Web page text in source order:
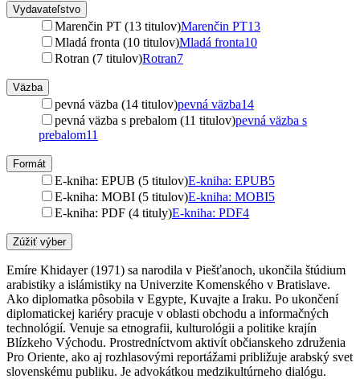
Vydavateľstvo
Marenčin PT (13 titulov)Marenčin PT13
Mladá fronta (10 titulov)Mladá fronta10
Rotran (7 titulov)Rotran7
Väzba
pevná väzba (14 titulov)pevná väzba14
pevná väzba s prebalom (11 titulov)pevná väzba s
prebalom11
Formát
E-kniha: EPUB (5 titulov)E-kniha: EPUB5
E-kniha: MOBI (5 titulov)E-kniha: MOBI5
E-kniha: PDF (4 tituly)E-kniha: PDF4
Zúžiť výber
Emíre Khidayer (1971) sa narodila v Piešťanoch, ukončila štúdium
arabistiky a islámistiky na Univerzite Komenského v Bratislave.
Ako diplomatka pôsobila v Egypte, Kuvajte a Iraku. Po ukončení
diplomatickej kariéry pracuje v oblasti obchodu a informačných
technológií. Venuje sa etnografii, kulturológii a politike krajín
Blízkeho Východu. Prostredníctvom aktivít občianskeho združenia
Pro Oriente, ako aj rozhlasovými reportážami približuje arabský svet
slovenskému publiku. Je advokátkou medzikultúrneho dialógu.